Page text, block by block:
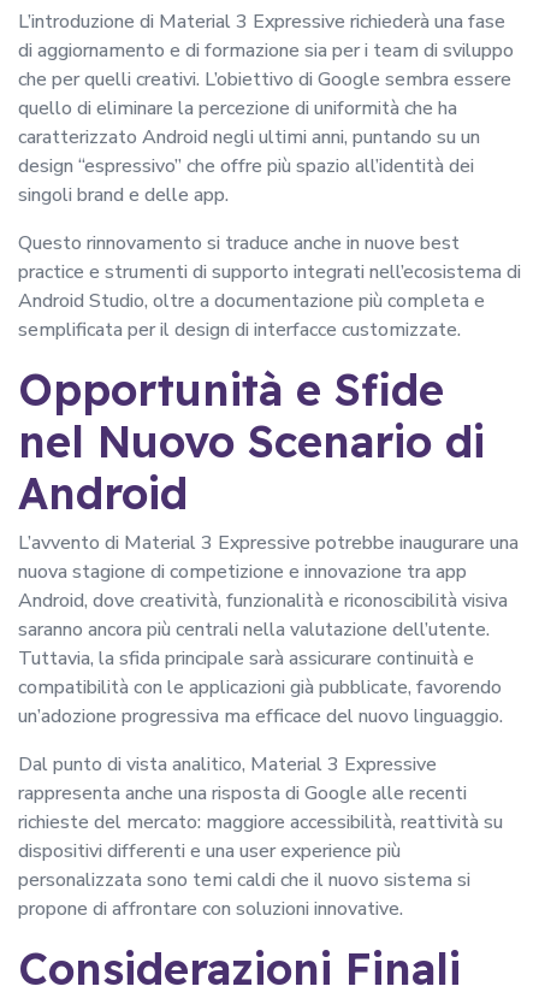
L’introduzione di Material 3 Expressive richiederà una fase
di aggiornamento e di formazione sia per i team di sviluppo
che per quelli creativi. L’obiettivo di Google sembra essere
quello di eliminare la percezione di uniformità che ha
caratterizzato Android negli ultimi anni, puntando su un
design “espressivo” che offre più spazio all’identità dei
singoli brand e delle app.
Questo rinnovamento si traduce anche in nuove best
practice e strumenti di supporto integrati nell’ecosistema di
Android Studio, oltre a documentazione più completa e
semplificata per il design di interfacce customizzate.
Opportunità e Sfide
nel Nuovo Scenario di
Android
L’avvento di Material 3 Expressive potrebbe inaugurare una
nuova stagione di competizione e innovazione tra app
Android, dove creatività, funzionalità e riconoscibilità visiva
saranno ancora più centrali nella valutazione dell’utente.
Tuttavia, la sfida principale sarà assicurare continuità e
compatibilità con le applicazioni già pubblicate, favorendo
un’adozione progressiva ma efficace del nuovo linguaggio.
Dal punto di vista analitico, Material 3 Expressive
rappresenta anche una risposta di Google alle recenti
richieste del mercato: maggiore accessibilità, reattività su
dispositivi differenti e una user experience più
personalizzata sono temi caldi che il nuovo sistema si
propone di affrontare con soluzioni innovative.
Considerazioni Finali